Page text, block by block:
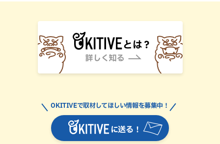
に送る！
OKITIVEで取材してほしい情報を募集中！